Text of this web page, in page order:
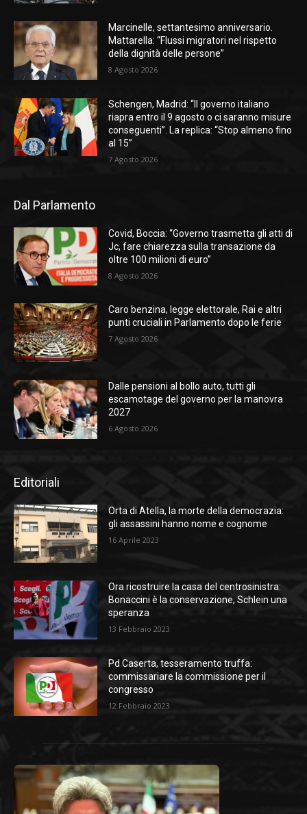
Marcinelle, settantesimo anniversario.
Mattarella: “Flussi migratori nel rispetto
della dignità delle persone”
8 Agosto 2026
Schengen, Madrid: “Il governo italiano
riapra entro il 9 agosto o ci saranno misure
conseguenti”. La replica: “Stop almeno fino
al 15”
7 Agosto 2026
Dal Parlamento
Covid, Boccia: “Governo trasmetta gli atti di
Jc, fare chiarezza sulla transazione da
oltre 100 milioni di euro”
8 Agosto 2026
Caro benzina, legge elettorale, Rai e altri
punti cruciali in Parlamento dopo le ferie
7 Agosto 2026
Dalle pensioni al bollo auto, tutti gli
escamotage del governo per la manovra
2027
6 Agosto 2026
Editoriali
Orta di Atella, la morte della democrazia:
gli assassini hanno nome e cognome
16 Aprile 2023
Ora ricostruire la casa del centrosinistra:
Bonaccini è la conservazione, Schlein una
speranza
13 Febbraio 2023
Pd Caserta, tesseramento truffa:
commissariare la commissione per il
congresso
12 Febbraio 2023